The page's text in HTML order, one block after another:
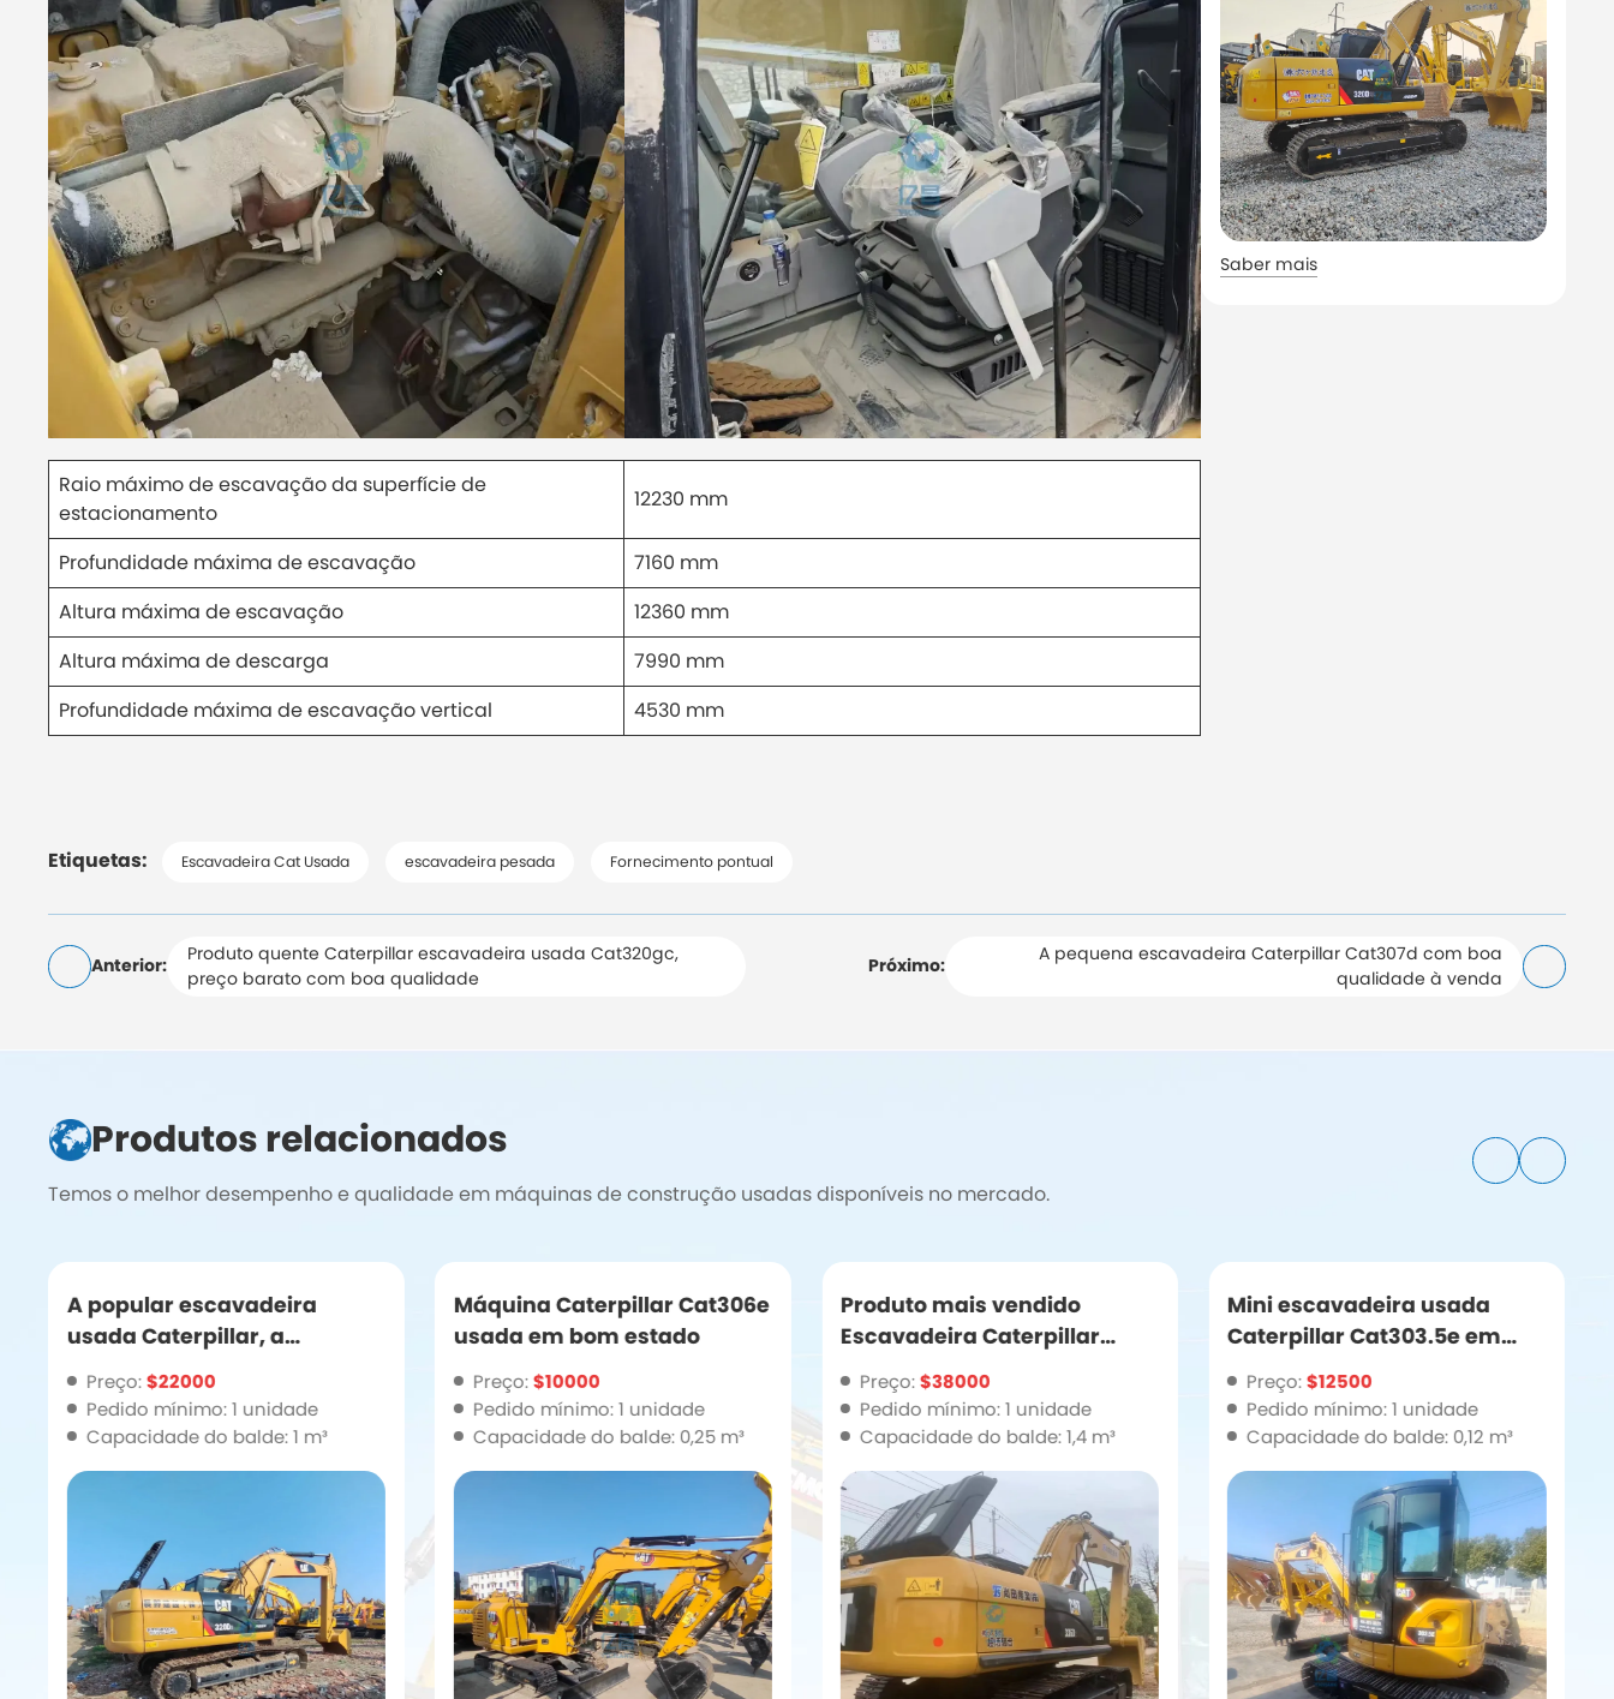
Raio máximo de escavação da superfície de
estacionamento
12230 mm
Profundidade máxima de escavação
7160 mm
Altura máxima de escavação
12360 mm
Altura máxima de descarga
7990 mm
Profundidade máxima de escavação vertical
4530 mm
Saber mais
Etiquetas: Escavadeira Cat Usada escavadeira pesada Fornecimento pontual
Anterior:
Produto quente Caterpillar escavadeira usada Cat320gc,
preço barato com boa qualidade
Próximo:
A pequena escavadeira Caterpillar Cat307d com boa
qualidade à venda
Produtos relacionados
Temos o melhor desempenho e qualidade em máquinas de construção usadas disponíveis no mercado.
Máquina Caterpillar Cat306e
usada em bom estado
Preço:$10000
Pedido mínimo: 1 unidade
Capacidade do balde: 0,25 m³
Produto mais vendido
Escavadeira Caterpillar
grande usada Cat336d à
venda
Preço:$38000
Pedido mínimo: 1 unidade
Capacidade do balde: 1,4 m³
Mini escavadeira usada
Caterpillar Cat303.5e em
estoque com boa qualidade
Preço:$12500
Pedido mínimo: 1 unidade
Capacidade do balde: 0,12 m³
Pintura original Caterpillar
Cat323d2 escavadeira
usada à venda
Preço:$16500
Pedido mínimo: 1 unidade
Capacidade do balde: 1,19 m³